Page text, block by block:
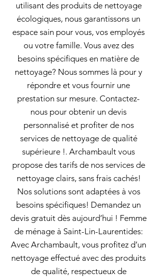
utilisant des produits de nettoyage
écologiques, nous garantissons un
espace sain pour vous, vos employés
ou votre famille. Vous avez des
besoins spécifiques en matière de
nettoyage? Nous sommes là pour y
répondre et vous fournir une
prestation sur mesure. Contactez-
nous pour obtenir un devis
personnalisé et profiter de nos
services de nettoyage de qualité
supérieure !. Archambault vous
propose des tarifs de nos services de
nettoyage clairs, sans frais cachés!
Nos solutions sont adaptées à vos
besoins spécifiques! Demandez un
devis gratuit dès aujourd’hui ! Femme
de ménage à Saint-Lin-Laurentides:
Avec Archambault, vous profitez d’un
nettoyage effectué avec des produits
de qualité, respectueux de